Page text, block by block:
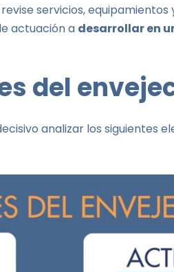
servicios,
actuación a desarrollar en
del
analizar los